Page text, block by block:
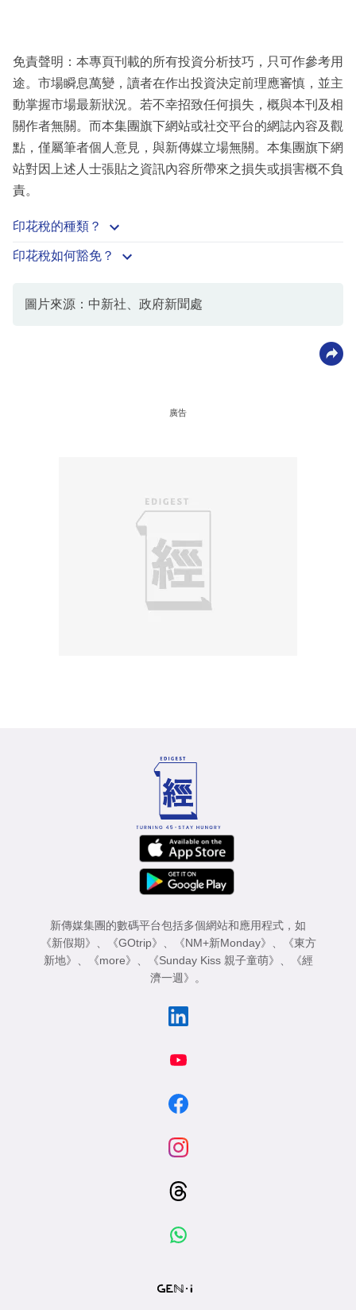
免責聲明：本專頁刊載的所有投資分析技巧，只可作參考用
途。市場瞬息萬變，讀者在作出投資決定前理應審慎，並主
動掌握市場最新狀況。若不幸招致任何損失，概與本刊及相
關作者無關。而本集團旗下網站或社交平台的網誌內容及觀
點，僅屬筆者個人意見，與新傳媒立場無關。本集團旗下網
站對因上述人士張貼之資訊內容所帶來之損失或損害概不負
責。
印花稅的種類？
印花稅如何豁免？
圖片來源：中新社、政府新聞處
廣告
新傳媒集團的數碼平台包括多個網站和應用程式，如
《新假期》
《GOtrip》 《NM+新Monday》
《東方
新地》
《more》 《Sunday Kiss 親子童萌》
《經
濟一週》
。